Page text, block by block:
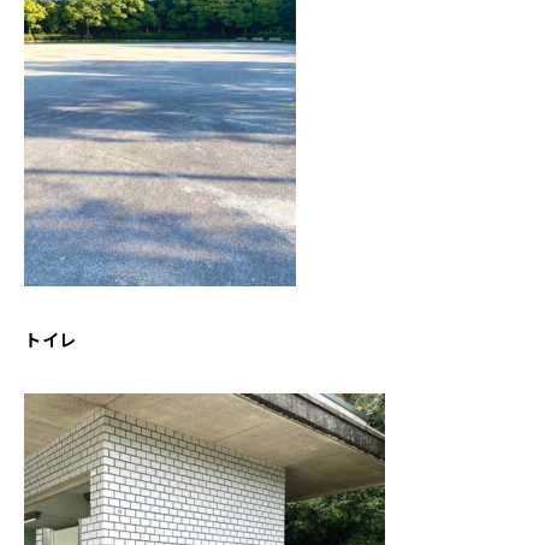
トイレ